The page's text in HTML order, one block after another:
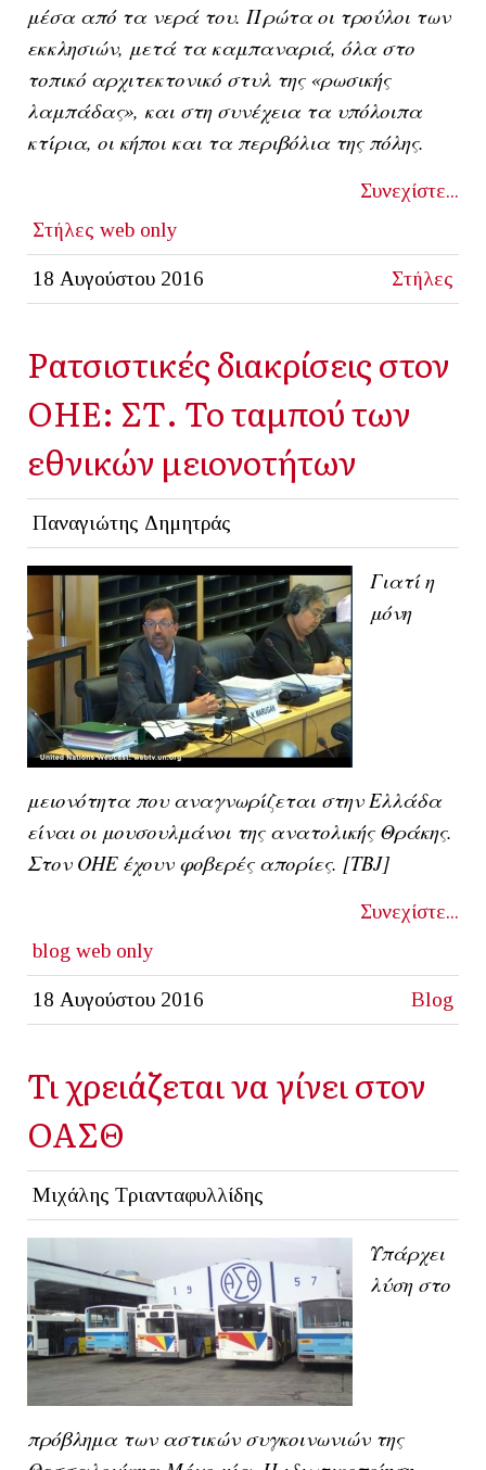
μέσα από τα νερά του. Πρώτα οι τρούλοι των
εκκλησιών, μετά τα καμπαναριά, όλα στο
τοπικό αρχιτεκτονικό στυλ της «ρωσικής
λαμπάδας», και στη συνέχεια τα υπόλοιπα
κτίρια, οι κήποι και τα περιβόλια της πόλης.
Συνεχίστε...
Στήλες web only
18 Αυγούστου 2016 Στήλες
Ρατσιστικές διακρίσεις στον
ΟΗΕ: ΣΤ. Το ταμπού των
εθνικών μειονοτήτων
Παναγιώτης Δημητράς
Γιατί η
μόνη
μειονότητα που αναγνωρίζεται στην Ελλάδα
είναι οι μουσουλμάνοι της ανατολικής Θράκης.
Στον ΟΗΕ έχουν φοβερές απορίες. [ΤΒJ]
Συνεχίστε...
blog web only
18 Αυγούστου 2016 Blog
Τι χρειάζεται να γίνει στον
ΟΑΣΘ
Μιχάλης Τριανταφυλλίδης
Υπάρχει
λύση στο
πρόβλημα των αστικών συγκοινωνιών της